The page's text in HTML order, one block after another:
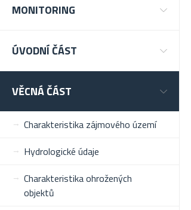
MONITORING
ÚVODNÍ ČÁST
VĚCNÁ ČÁST
Charakteristika zájmového území
Hydrologické údaje
Charakteristika ohrožených
objektů